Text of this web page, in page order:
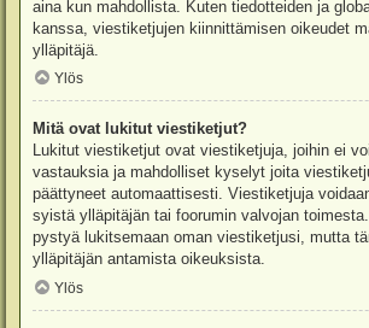
aina kun mahdollista. Kuten tiedotteiden ja
kanssa, viestiketjujen kiinnittämisen oikeudet
ylläpitäjä.
Ylös
Mitä ovat lukitut viestiketjut?
Lukitut viestiketjut ovat viestiketjuja, joihin ei
vastauksia ja mahdolliset kyselyt joita
päättyneet automaattisesti. Viestiketjuja
syistä ylläpitäjän tai foorumin valvojan
pystyä lukitsemaan oman viestiketjusi, mutta
ylläpitäjän antamista oikeuksista.
Ylös